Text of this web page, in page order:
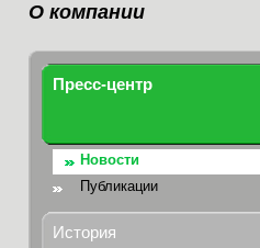
О компании
Пресс-центр
Новости
Публикации
История